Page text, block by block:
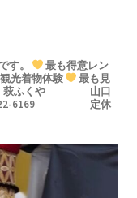
す。
最も得意レン
光着物体験
最も見
くや山口
6169定休